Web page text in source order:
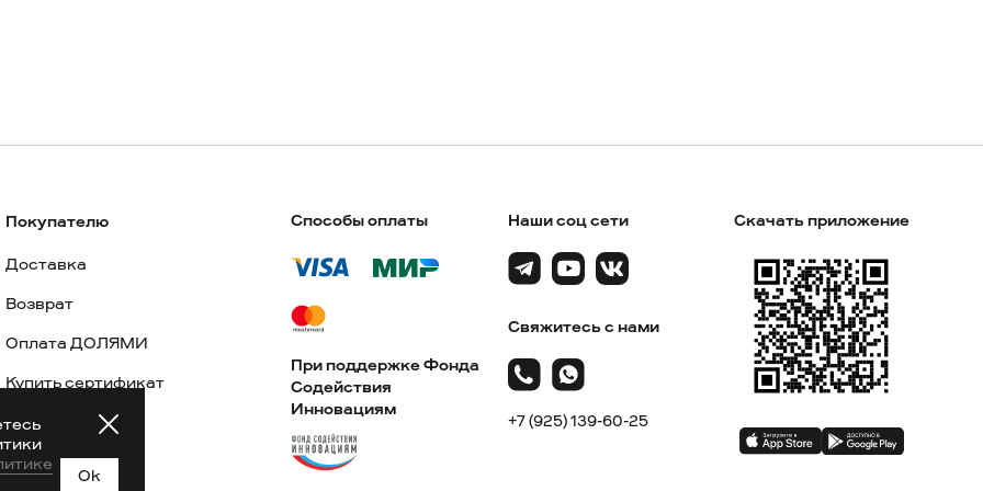
Покупателю
Доставка
Возврат
Оплата ДОЛЯМИ
Купить сертификат
Lookbook
Частые вопросы
Способы оплаты
При поддержке Фонда
Содействия
Инновациям
Наши соц сети
Свяжитесь с нами
+7 (925) 139-60-25
Скачать приложение
Ok